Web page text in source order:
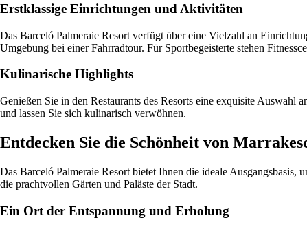
Erstklassige Einrichtungen und Aktivitäten
Das Barceló Palmeraie Resort verfügt über eine Vielzahl an
Umgebung bei einer Fahrradtour. Für Sportbegeisterte stehen
Kulinarische Highlights
Genießen Sie in den Restaurants des Resorts eine exquisite
und lassen Sie sich kulinarisch verwöhnen.
Entdecken Sie die Schönheit von
Das Barceló Palmeraie Resort bietet Ihnen die ideale Ausgangsbasis,
die prachtvollen Gärten und Paläste der Stadt.
Ein Ort der Entspannung und Erholung